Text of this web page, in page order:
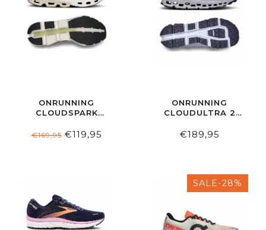
ONRUNNING
CLOUDSPARK
€169,95€119,95
ONRUNNING
CLOUDULTRA 2
IRON
€189,95
SALE-28%